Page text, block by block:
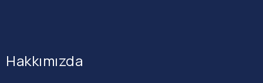
Hakkımızda